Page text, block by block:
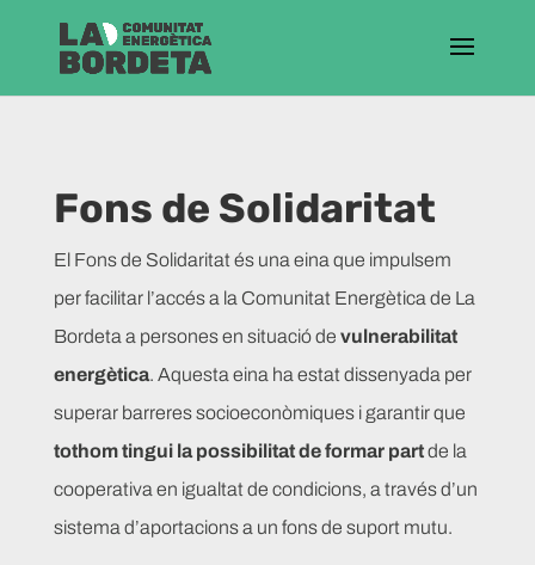
Fons de Solidaritat
El Fons de Solidaritat és una eina que impulsem
per facilitar l’accés a la Comunitat Energètica de La
Bordeta a persones en situació de vulnerabilitat
energètica. Aquesta eina ha estat dissenyada per
superar barreres socioeconòmiques i garantir que
tothom tingui la possibilitat de formar partde la
cooperativa en igualtat de condicions, a través d’un
sistema d’aportacions a un fons de suport mutu.